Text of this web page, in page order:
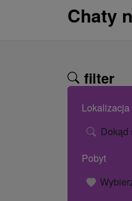
Chaty
filter
Lokalizacja
Dokąd
Pobyt